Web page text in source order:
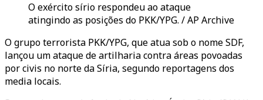
O exército sírio respondeu ao ataque
atingindo as posições do PKK/YPG. / AP Archive
O grupo terrorista PKK/YPG, que atua sob o nome SDF,
lançou um ataque de artilharia contra áreas povoadas
por civis no norte da Síria, segundo reportagens dos
media locais.